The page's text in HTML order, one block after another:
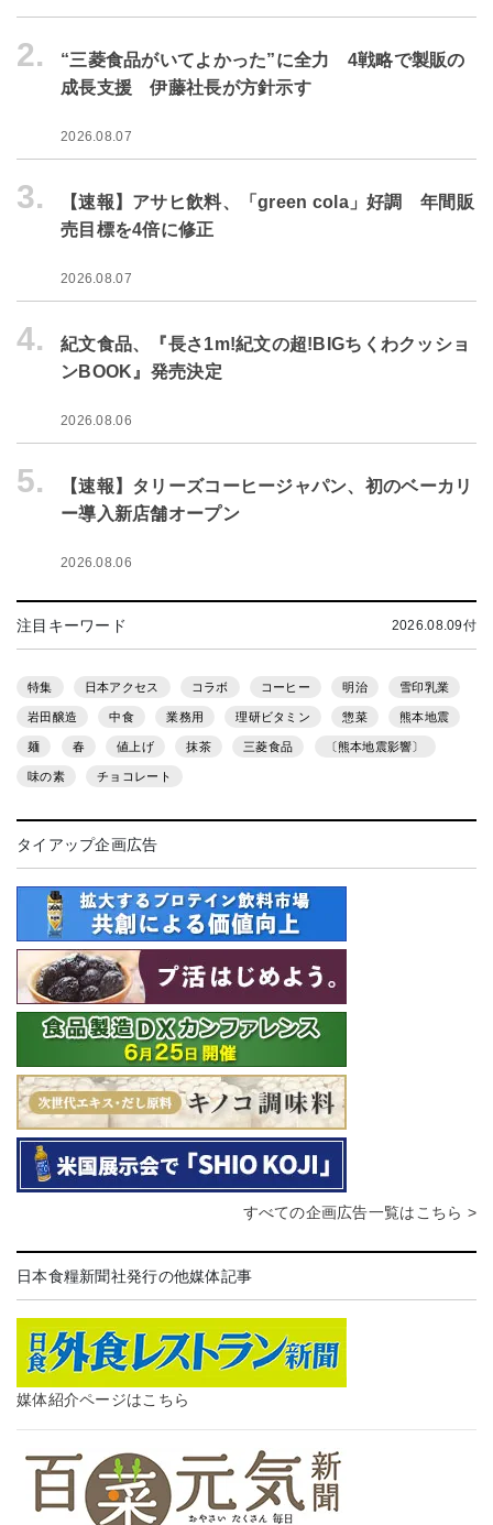
2.
“三菱食品がいてよかった”に全力 4戦略で製販の
成長支援 伊藤社長が方針示す
2026.08.07
3.
【速報】アサヒ飲料、「green cola」好調 年間販
売目標を4倍に修正
2026.08.07
4.
紀文食品、『長さ1m!紀文の超!BIGちくわクッショ
ンBOOK』発売決定
2026.08.06
5.
【速報】タリーズコーヒージャパン、初のベーカリ
ー導入新店舗オープン
2026.08.06
注目キーワード 2026.08.09付
特集 日本アクセス コラボ コーヒー 明治 雪印乳業
岩田醸造 中食 業務用 理研ビタミン 惣菜 熊本地震
麺 春 値上げ 抹茶 三菱食品 〔熊本地震影響〕
味の素 チョコレート
タイアップ企画広告
すべての企画広告一覧はこちら >
日本食糧新聞社発行の他媒体記事
媒体紹介ページはこちら